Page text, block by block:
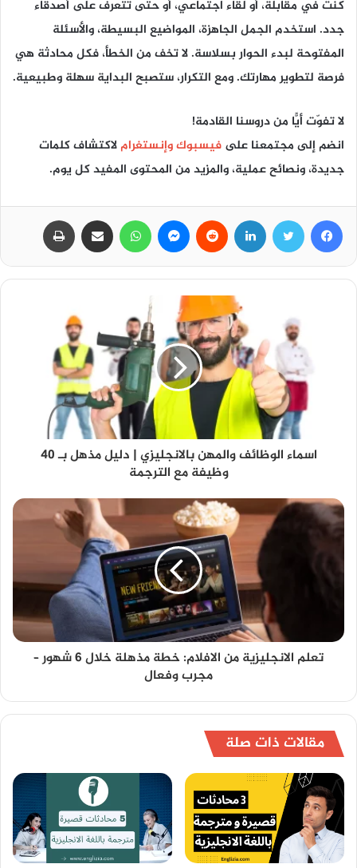
كنت في مقابلة، أو لقاء اجتماعي، أو حتى تتعرف على أصدقاء
جدد. استخدم الجمل الجاهزة، المواضيع البسيطة، والأسئلة
المفتوحة لبدء الحوار بسلاسة. لا تخف من الخطأ، فكل محادثة هي
فرصة لتطوير مهارتك. ومع التكرار، ستصبح البداية سهلة وطبيعية.
لا تفوّت أيًّا من دروسنا القادمة!
انضم إلى مجتمعنا على فيسبوكوإنستغرام لاكتشاف كلمات
جديدة، ونصائح عملية، والمزيد من المحتوى المفيد كل يوم.
فيسبوك تويتر لينكدإن ماسنجر واتساب مشاركة عبر البريد
اسماء الوظائف والمهن بالانجليزي | دليل مذهل بـ 40
وظيفة مع الترجمة
تعلم الانجليزية من الافلام: خطة مذهلة خلال 6 شهور –
مجرب وفعال
مقالات ذات صلة